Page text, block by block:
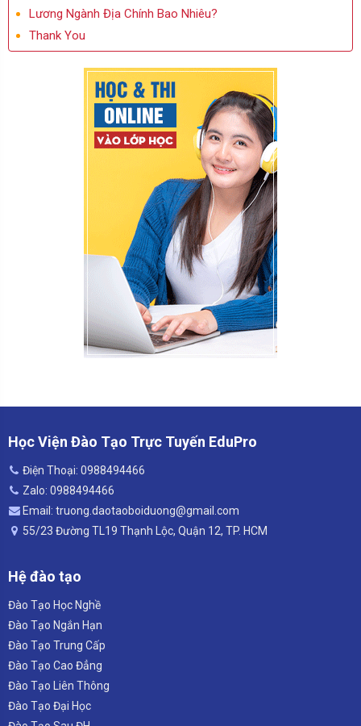
Lương Ngành Địa Chính Bao Nhiêu?
Thank You
Học Viện Đào Tạo Trực Tuyến EduPro
Điện Thoại: 0988494466
Zalo: 0988494466
Email: truong.daotaoboiduong@gmail.com
55/23 Đường TL19 Thạnh Lộc, Quận 12, TP. HCM
Hệ đào tạo
Đào Tạo Học Nghề
Đào Tạo Ngắn Hạn
Đào Tạo Trung Cấp
Đào Tạo Cao Đẳng
Đào Tạo Liên Thông
Đào Tạo Đại Học